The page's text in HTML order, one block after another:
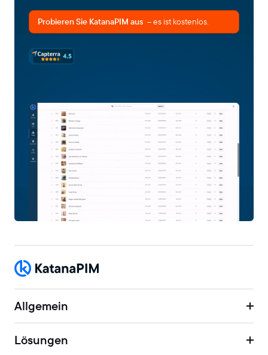
Probieren Sie KatanaPIM aus – es ist kostenlos.
Allgemein
Lösungen